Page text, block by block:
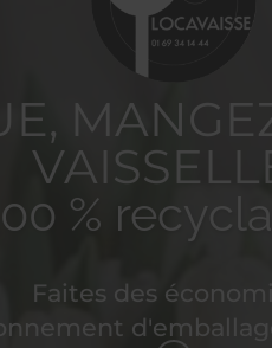
%
Faites des